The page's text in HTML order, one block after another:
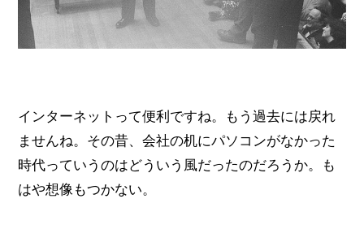
インターネットって便利ですね。もう過去には戻れ
ませんね。その昔、会社の机にパソコンがなかった
時代っていうのはどういう風だったのだろうか。も
はや想像もつかない。